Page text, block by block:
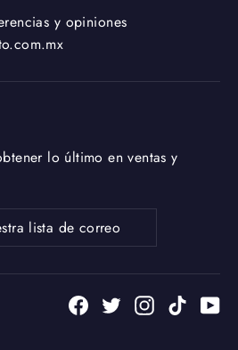
y opiniones
lo último en ventas y
Facebook
Twitter Instagram
TikTok